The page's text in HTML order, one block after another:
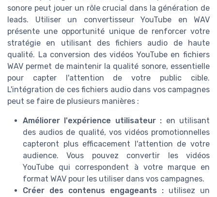
sonore peut jouer un rôle crucial dans la génération de
leads. Utiliser un convertisseur YouTube en WAV
présente une opportunité unique de renforcer votre
stratégie en utilisant des fichiers audio de haute
qualité. La conversion des vidéos YouTube en fichiers
WAV permet de maintenir la qualité sonore, essentielle
pour capter l'attention de votre public cible.
L'intégration de ces fichiers audio dans vos campagnes
peut se faire de plusieurs manières :
Améliorer l'expérience utilisateur : en utilisant
des audios de qualité, vos vidéos promotionnelles
capteront plus efficacement l'attention de votre
audience. Vous pouvez convertir les vidéos
YouTube qui correspondent à votre marque en
format WAV pour les utiliser dans vos campagnes.
Créer des contenus engageants : utilisez un